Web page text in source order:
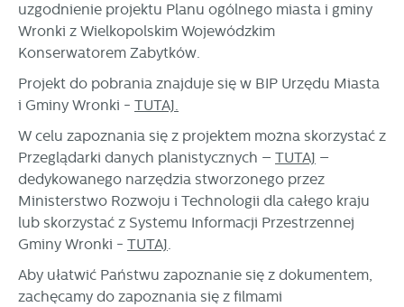
uzgodnienie projektu Planu ogólnego miasta i gminy
Wronki z Wielkopolskim Wojewódzkim
Konserwatorem Zabytków.
Projekt do pobrania znajduje się w BIP Urzędu Miasta
i Gminy Wronki - TUTAJ.
W celu zapoznania się z projektem można skorzystać z
Przeglądarki danych planistycznych – TUTAJ –
dedykowanego narzędzia stworzonego przez
Ministerstwo Rozwoju i Technologii dla całego kraju
lub skorzystać z Systemu Informacji Przestrzennej
Gminy Wronki - TUTAJ.
Aby ułatwić Państwu zapoznanie się z dokumentem,
zachęcamy do zapoznania się z filmami